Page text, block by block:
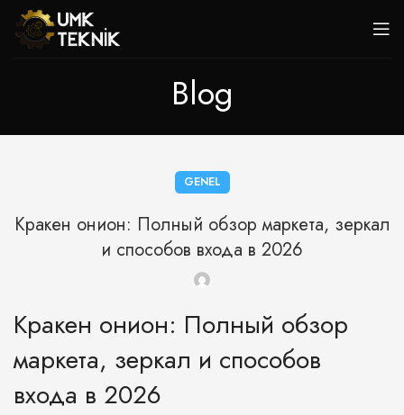
Blog
GENEL
Кракен онион: Полный обзор маркета, зеркал
и способов входа в 2026
Кракен онион: Полный обзор
маркета, зеркал и способов
входа в 2026